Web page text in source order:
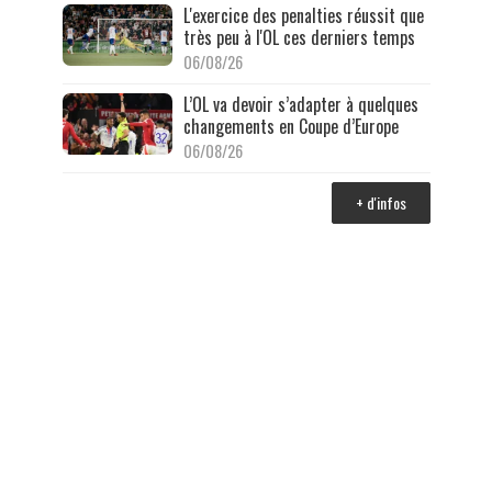
L'exercice des penalties réussit que
très peu à l'OL ces derniers temps
06/08/26
L’OL va devoir s’adapter à quelques
changements en Coupe d’Europe
06/08/26
+ d'infos